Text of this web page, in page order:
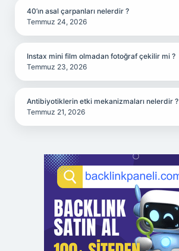
40’ın asal çarpanları nelerdir ?
Temmuz 24, 2026
Instax mini film olmadan fotoğraf çekilir mi ?
Temmuz 23, 2026
Antibiyotiklerin etki mekanizmaları nelerdir ?
Temmuz 21, 2026